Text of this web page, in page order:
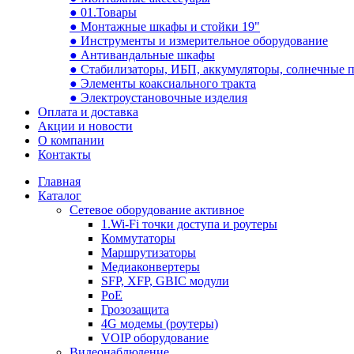
● 01.Товары
● Монтажные шкафы и стойки 19"
● Инструменты и измерительное оборудование
● Антивандальные шкафы
● Стабилизаторы, ИБП, аккумуляторы, солнечные
● Элементы коаксиального тракта
● Электроустановочные изделия
Оплата и доставка
Акции и новости
О компании
Контакты
Главная
Каталог
Сетевое оборудование активное
1.Wi-Fi точки доступа и роутеры
Коммутаторы
Маршрутизаторы
Медиаконвертеры
SFP, XFP, GBIC модули
PoE
Грозозащита
4G модемы (роутеры)
VOIP оборудование